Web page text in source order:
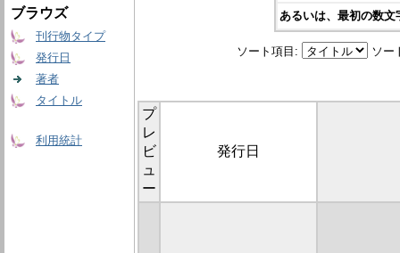
ブラウズ
刊行物タイプ
発行日
著者
タイトル
利用統計
あるいは、最初の数
ソート項目: ソー
プ
レ
ビ
ュ
ー
発行日